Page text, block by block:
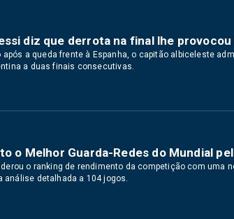
diz que derrota na final lhe provocou
após a queda frente à Espanha, o capitão albiceleste
a duas finais consecutivas.
o Melhor Guarda-Redes do Mundial
o ranking de rendimento da competição com uma
análise detalhada a 104 jogos.